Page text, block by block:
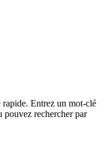
Entrez un mot-clé
pouvez rechercher par